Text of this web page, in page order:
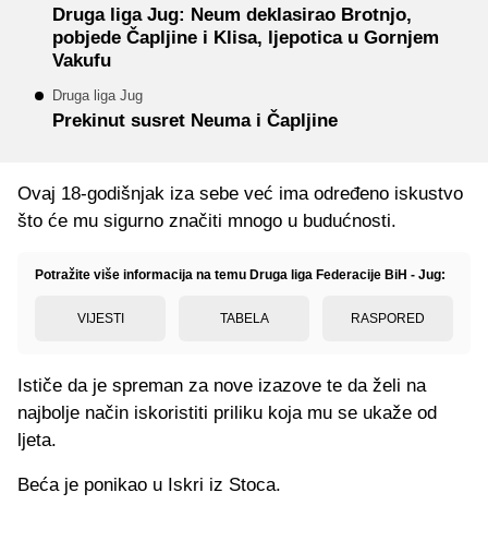
Druga liga Jug: Neum deklasirao Brotnjo,
pobjede Čapljine i Klisa, ljepotica u Gornjem
Vakufu
Druga liga Jug
Prekinut susret Neuma i Čapljine
Ovaj 18-godišnjak iza sebe već ima određeno iskustvo
što će mu sigurno značiti mnogo u budućnosti.
Potražite više informacija na temu Druga liga Federacije BiH - Jug:
VIJESTI TABELA RASPORED
Ističe da je spreman za nove izazove te da želi na
najbolje način iskoristiti priliku koja mu se ukaže od
ljeta.
Beća je ponikao u Iskri iz Stoca.